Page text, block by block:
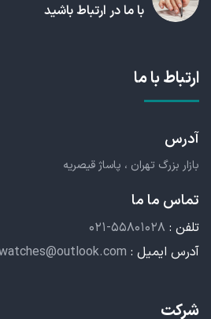
با ما در ارتباط باشید
ارتباط با ما
آدرس
بازار بزرگ تهران ، پاساژ قیصریه
تماس ما ما
تلفن : ۰۲۱-۵۵۸۰۱۰۲۸
آدرس ایمیل :
شرکت